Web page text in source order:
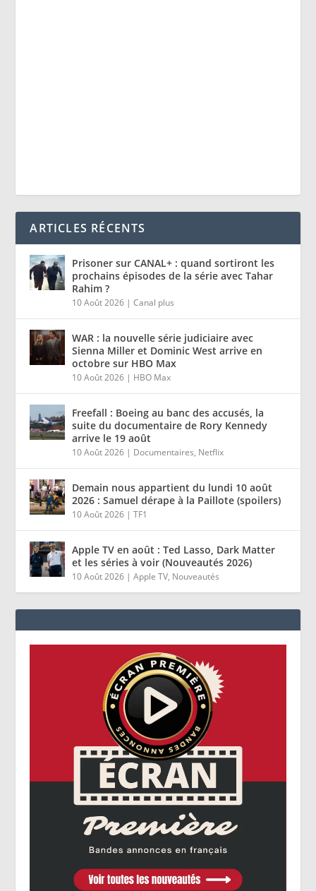
ARTICLES RÉCENTS
Prisoner sur CANAL+ : quand sortiront les
prochains épisodes de la série avec Tahar
Rahim ?
10 Août 2026 |Canal plus
WAR : la nouvelle série judiciaire avec
Sienna Miller et Dominic West arrive en
octobre sur HBO Max
10 Août 2026 | HBO Max
Freefall : Boeing au banc des accusés, la
suite du documentaire de Rory Kennedy
arrive le 19 août
10 Août 2026 | Documentaires, Netflix
Demain nous appartient du lundi 10 août
2026 : Samuel dérape à la Paillote (spoilers)
10 Août 2026 |TF1
Apple TV en août : Ted Lasso, Dark Matter
et les séries à voir (Nouveautés 2026)
10 Août 2026 |Apple TV, Nouveautés